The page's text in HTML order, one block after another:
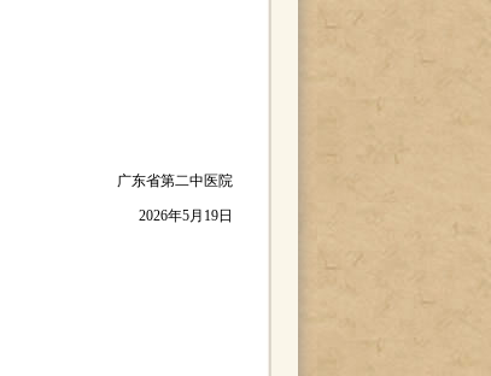
广东省第二中医院
2026年5月19日